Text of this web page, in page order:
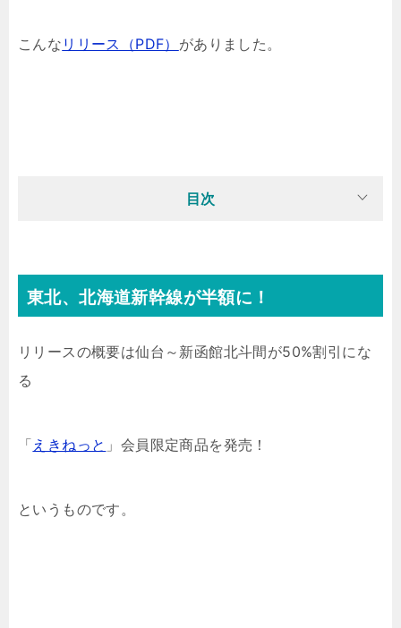
こんな リリース（PDF） がありました。
目次
東北、北海道新幹線が半額に！
リリースの概要は仙台～新函館北斗間が50%割引にな
る
「 えきねっと 」会員限定商品を発売！
というものです。